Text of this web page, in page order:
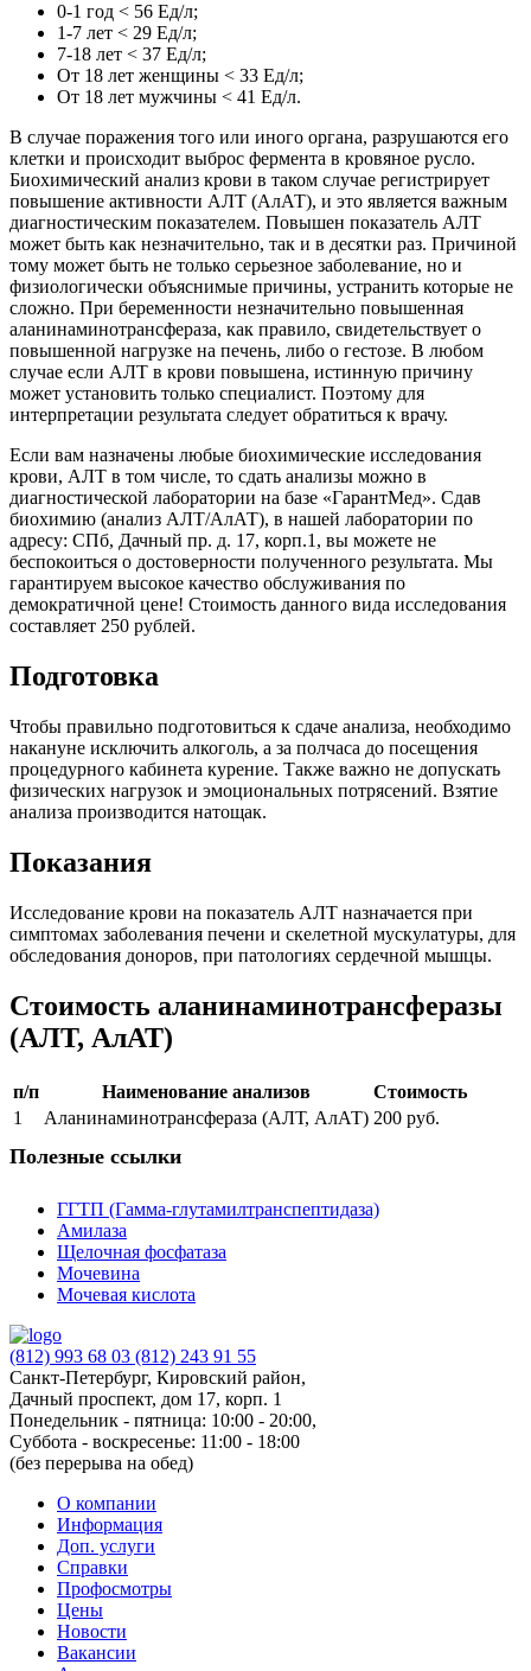
0-1 год < 56 Ед/л;
1-7 лет < 29 Ед/л;
7-18 лет < 37 Ед/л;
От 18 лет женщины < 33 Ед/л;
От 18 лет мужчины < 41 Ед/л.
В случае поражения того или иного органа, разрушаются его
клетки и происходит выброс фермента в кровяное русло.
Биохимический анализ крови в таком случае регистрирует
повышение активности АЛТ (АлАТ), и это является важным
диагностическим показателем. Повышен показатель АЛТ
может быть как незначительно, так и в десятки раз. Причиной
тому может быть не только серьезное заболевание, но и
физиологически объяснимые причины, устранить которые не
сложно. При беременности незначительно повышенная
аланинаминотрансфераза, как правило, свидетельствует о
повышенной нагрузке на печень, либо о гестозе. В любом
случае если АЛТ в крови повышена, истинную причину
может установить только специалист. Поэтому для
интерпретации результата следует обратиться к врачу.
Если вам назначены любые биохимические исследования
крови, АЛТ в том числе, то сдать анализы можно в
диагностической лаборатории на базе «ГарантМед». Сдав
биохимию (анализ АЛТ/АлАТ), в нашей лаборатории по
адресу: СПб, Дачный пр. д. 17, корп.1, вы можете не
беспокоиться о достоверности полученного результата. Мы
гарантируем высокое качество обслуживания по
демократичной цене! Стоимость данного вида исследования
составляет 250 рублей.
Подготовка
Чтобы правильно подготовиться к сдаче анализа, необходимо
накануне исключить алкоголь, а за полчаса до посещения
процедурного кабинета курение. Также важно не допускать
физических нагрузок и эмоциональных потрясений. Взятие
анализа производится натощак.
Показания
Исследование крови на показатель АЛТ назначается при
симптомах заболевания печени и скелетной мускулатуры, для
обследования доноров, при патологиях сердечной мышцы.
Стоимость аланинаминотрансферазы
(АЛТ, АлАТ)
п/п Наименование анализов
Стоимость
1
Аланинаминотрансфераза (АЛТ, АлАТ) 200 руб.
Полезные ссылки
ГГТП (Гамма-глутамилтранспептидаза)
Амилаза
Щелочная фосфатаза
Мочевина
Мочевая кислота
(812) 993 68 03 (812) 243 91 55
Санкт-Петербург, Кировский район,
Дачный проспект, дом 17, корп. 1
Понедельник - пятница: 10:00 - 20:00,
Суббота - воскресенье: 11:00 - 18:00
(без перерыва на обед)
О компании
Информация
Доп. услуги
Справки
Профосмотры
Цены
Новости
Вакансии